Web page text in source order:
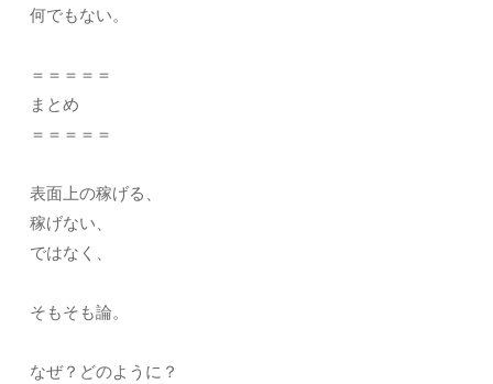
何でもない。
＝＝＝＝＝
まとめ
＝＝＝＝＝
表面上の稼げる、
稼げない、
ではなく、
そもそも論。
なぜ？どのように？